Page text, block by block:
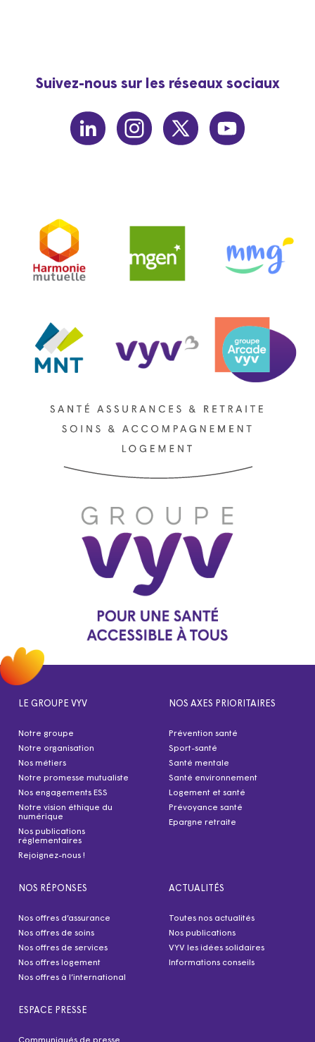
Suivez-nous sur les réseaux sociaux
linkedin instagram twitter
LE GROUPE VYV
Notre groupe
Notre organisation
Nos métiers
Notre promesse mutualiste
Nos engagements ESS
Notre vision éthique du
numérique
Nos publications
réglementaires
Rejoignez-nous !
NOS AXES PRIORITAIRES
Prévention santé
Sport-santé
Santé mentale
Santé environnement
Logement et santé
Prévoyance santé
Epargne retraite
NOS RÉPONSES
Nos offres d’assurance
Nos offres de soins
Nos offres de services
Nos offres logement
Nos offres à l’international
ACTUALITÉS
Toutes nos actualités
Nos publications
VYV les idées solidaires
Informations conseils
ESPACE PRESSE